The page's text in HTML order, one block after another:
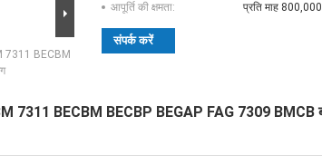
7311 BECBM
आपूर्ति की क्षमता:
प्रति माह 800,000
संपर्क करें
7311 BECBM BECBP BEGAP FAG 7309 BMCB